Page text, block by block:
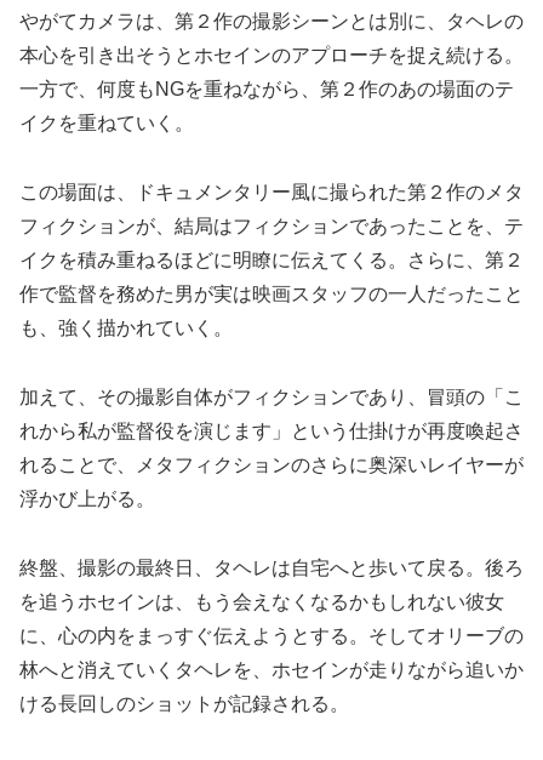
やがてカメラは、第２作の撮影シーンとは別に、タヘレの
本心を引き出そうとホセインのアプローチを捉え続ける。
一方で、何度もNGを重ねながら、第２作のあの場面のテ
イクを重ねていく。
この場面は、ドキュメンタリー風に撮られた第２作のメタ
フィクションが、結局はフィクションであったことを、テ
イクを積み重ねるほどに明瞭に伝えてくる。さらに、第２
作で監督を務めた男が実は映画スタッフの一人だったこと
も、強く描かれていく。
加えて、その撮影自体がフィクションであり、冒頭の「こ
れから私が監督役を演じます」という仕掛けが再度喚起さ
れることで、メタフィクションのさらに奥深いレイヤーが
浮かび上がる。
終盤、撮影の最終日、タヘレは自宅へと歩いて戻る。後ろ
を追うホセインは、もう会えなくなるかもしれない彼女
に、心の内をまっすぐ伝えようとする。そしてオリーブの
林へと消えていくタヘレを、ホセインが走りながら追いか
ける長回しのショットが記録される。